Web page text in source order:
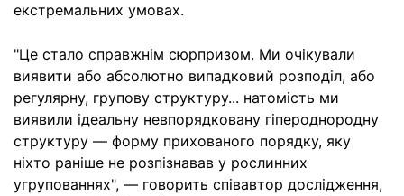
екстремальних умовах.
"Це стало справжнім сюрпризом. Ми очікували
виявити або абсолютно випадковий розподіл, або
регулярну, групову структуру... натомість ми
виявили ідеальну невпорядковану гіпероднородну
структуру — форму прихованого порядку, яку
ніхто раніше не розпізнавав у рослинних
угрупованнях", — говорить співавтор дослідження,